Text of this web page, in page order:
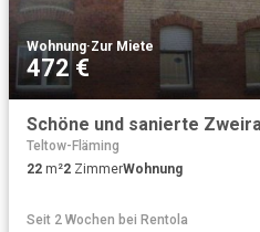
Wohnung·Zur Miete
472 €
Schöne und sanierte
Teltow-Fläming
22 m²2 ZimmerWohnung
Seit 2 Wochen bei Rentola